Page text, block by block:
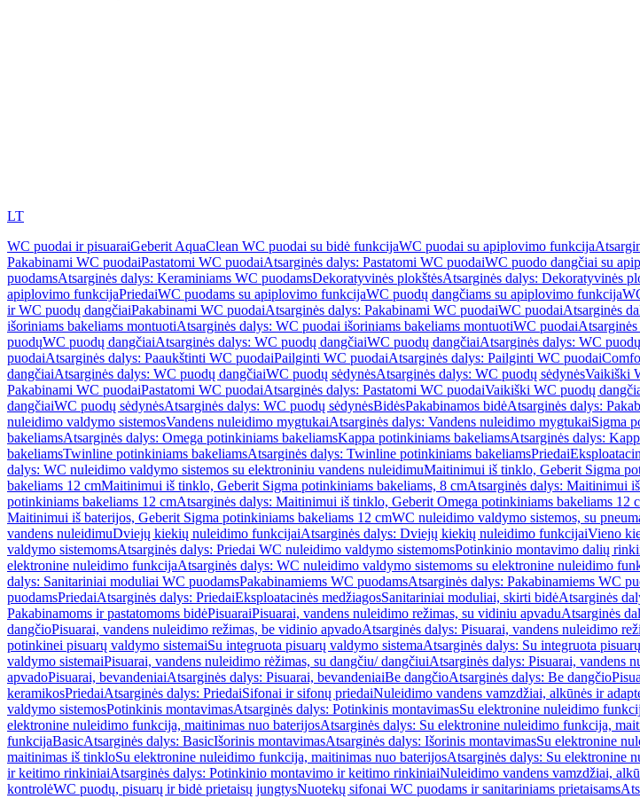
LT
WC puodai ir pisuaraiGeberit AquaClean WC puodai su bidė funkcijaWC puodai su apiplovimo funkcija
Pakabinami WC puodaiPastatomi WC puodaiAtsarginės dalys: Pastatomi WC puodaiWC puodo dangčiai su
puodamsAtsarginės dalys: Keraminiams WC puodamsDekoratyvinės plokštėsAtsarginės dalys: Dekoratyvinės
apiplovimo funkcijaPriedaiWC puodams su apiplovimo funkcijaWC puodų dangčiams su apiplovimo funkcija
ir WC puodų dangčiaiPakabinami WC puodaiAtsarginės dalys: Pakabinami WC puodaiWC puodaiAtsarginės
išoriniams bakeliams montuotiAtsarginės dalys: WC puodai išoriniams bakeliams montuotiWC puodai
puodųWC puodų dangčiaiAtsarginės dalys: WC puodų dangčiaiWC puodų dangčiaiAtsarginės dalys: WC
puodaiAtsarginės dalys: Paaukštinti WC puodaiPailginti WC puodaiAtsarginės dalys: Pailginti WC puodai
dangčiaiAtsarginės dalys: WC puodų dangčiaiWC puodų sėdynėsAtsarginės dalys: WC puodų sėdynėsVaikiški
Pakabinami WC puodaiPastatomi WC puodaiAtsarginės dalys: Pastatomi WC puodaiVaikiški WC puodų
dangčiaiWC puodų sėdynėsAtsarginės dalys: WC puodų sėdynėsBidėsPakabinamos bidėAtsarginės dalys:
nuleidimo valdymo sistemosVandens nuleidimo mygtukaiAtsarginės dalys: Vandens nuleidimo mygtukaiSigma
bakeliamsAtsarginės dalys: Omega potinkiniams bakeliamsKappa potinkiniams bakeliamsAtsarginės dalys:
bakeliamsTwinline potinkiniams bakeliamsAtsarginės dalys: Twinline potinkiniams bakeliamsPriedai
dalys: WC nuleidimo valdymo sistemos su elektroniniu vandens nuleidimuMaitinimui iš tinklo, Geberit Sigma
bakeliams 12 cmMaitinimui iš tinklo, Geberit Sigma potinkiniams bakeliams, 8 cmAtsarginės dalys: Maitinimui
potinkiniams bakeliams 12 cmAtsarginės dalys: Maitinimui iš tinklo, Geberit Omega potinkiniams bakeliams 12
Maitinimui iš baterijos, Geberit Sigma potinkiniams bakeliams 12 cmWC nuleidimo valdymo sistemos, su
vandens nuleidimuDviejų kiekių nuleidimo funkcijaiAtsarginės dalys: Dviejų kiekių nuleidimo funkcijaiVieno
valdymo sistemomsAtsarginės dalys: Priedai WC nuleidimo valdymo sistemomsPotinkinio montavimo dalių
elektronine nuleidimo funkcijaAtsarginės dalys: WC nuleidimo valdymo sistemoms su elektronine nuleidimo
dalys: Sanitariniai moduliai WC puodamsPakabinamiems WC puodamsAtsarginės dalys: Pakabinamiems WC
puodamsPriedaiAtsarginės dalys: PriedaiEksploatacinės medžiagosSanitariniai moduliai, skirti bidėAtsarginės
Pakabinamoms ir pastatomoms bidėPisuaraiPisuarai, vandens nuleidimo režimas, su vidiniu apvaduAtsarginės
dangčioPisuarai, vandens nuleidimo režimas, be vidinio apvadoAtsarginės dalys: Pisuarai, vandens nuleidimo
potinkinei pisuarų valdymo sistemaiSu integruota pisuarų valdymo sistemaAtsarginės dalys: Su integruota
valdymo sistemaiPisuarai, vandens nuleidimo rėžimas, su dangčiu/ dangčiuiAtsarginės dalys: Pisuarai, vandens
apvadoPisuarai, bevandeniaiAtsarginės dalys: Pisuarai, bevandeniaiBe dangčioAtsarginės dalys: Be dangčio
keramikosPriedaiAtsarginės dalys: PriedaiSifonai ir sifonų priedaiNuleidimo vandens vamzdžiai, alkūnės ir
valdymo sistemosPotinkinis montavimasAtsarginės dalys: Potinkinis montavimasSu elektronine nuleidimo
elektronine nuleidimo funkcija, maitinimas nuo baterijosAtsarginės dalys: Su elektronine nuleidimo funkcija,
funkcijaBasicAtsarginės dalys: BasicIšorinis montavimasAtsarginės dalys: Išorinis montavimasSu elektronine
maitinimas iš tinkloSu elektronine nuleidimo funkcija, maitinimas nuo baterijosAtsarginės dalys: Su elektronine
ir keitimo rinkiniaiAtsarginės dalys: Potinkinio montavimo ir keitimo rinkiniaiNuleidimo vandens vamzdžiai,
kontrolėWC puodų, pisuarų ir bidė prietaisų jungtysNuotekų sifonai WC puodams ir sanitariniams prietaisams